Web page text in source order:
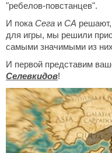
Серия игр Mount and
Вселенные Warhammer
Warhammer 40.000: Dawn
Серия игр «История
Серия игр «King Arthur»
КРЕАТИВ
Творчество СиЧевиков
Блоги о рыбалке
"ребелов-повстанцев".
И пока Сега и СА
для игры, мы решили
самыми значимыми из
И первой представим
Селевкидов!